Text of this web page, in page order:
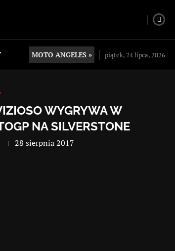
MOTO ANGELES » piątek, 24 lipca, 2026
WYGRYWA W
NA SILVERSTONE
28 sierpnia 2017